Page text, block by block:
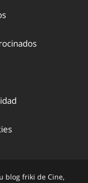
blog friki de Cine,